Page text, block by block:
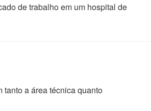
de trabalho em um hospital de
a área técnica quanto